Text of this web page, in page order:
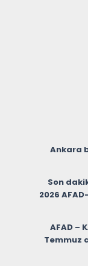
Ankara
Son
2026
AFAD –
Temmuz